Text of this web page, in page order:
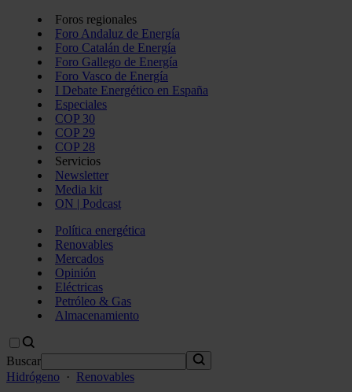
Foros regionales
Foro Andaluz de Energía
Foro Catalán de Energía
Foro Gallego de Energía
Foro Vasco de Energía
I Debate Energético en España
Especiales
COP 30
COP 29
COP 28
Servicios
Newsletter
Media kit
ON | Podcast
Política energética
Renovables
Mercados
Opinión
Eléctricas
Petróleo & Gas
Almacenamiento
Buscar
Hidrógeno
· Renovables